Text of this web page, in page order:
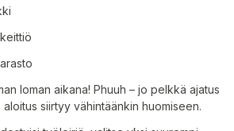
loman aikana! Phuuh – jo pelkkä ajatus
siirtyy vähintäänkin huomiseen.